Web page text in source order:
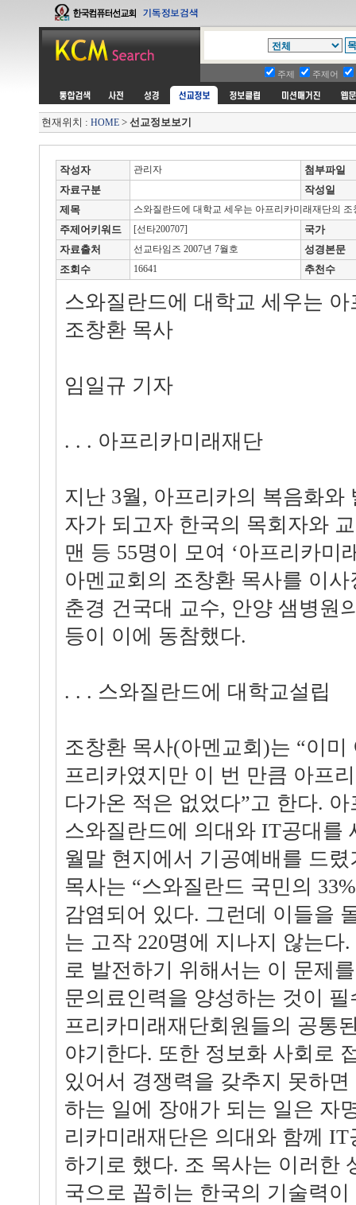
주제 주제어
현재위치 : HOME > 선교정보보기
작성자 관리자
첨부파일
자료구분
작성일
제목
스와질란드에 대학교 세우는 아프리카미래재단의 조
주제어키워드 [선타200707]
국가
자료출처
선교타임즈 2007년 7월호
성경본문
조회수
16641 추천수
스와질란드에 대학교 세우는
조창환 목사
임일규 기자
. . . 아프리카미래재단
지난 3월, 아프리카의 복음화와
자가 되고자 한국의 목회자와
맨 등 55명이 모여 ‘아프리카미
아멘교회의 조창환 목사를 이
춘경 건국대 교수, 안양 샘병원
등이 이에 동참했다.
. . . 스와질란드에 대학교설립
조창환 목사(아멘교회)는 “이미
프리카였지만 이 번 만큼 아프
다가온 적은 없었다”고 한다.
스와질란드에 의대와 IT공대를
월말 현지에서 기공예배를 드
목사는 “스와질란드 국민의
감염되어 있다. 그런데 이들을
는 고작 220명에 지나지 않는다
로 발전하기 위해서는 이 문제
문의료인력을 양성하는 것이
프리카미래재단회원들의 공통
야기한다. 또한 정보화 사회로
있어서 경쟁력을 갖추지 못하
하는 일에 장애가 되는 일은 자
리카미래재단은 의대와 함께
하기로 했다. 조 목사는 이러한
국으로 꼽히는 한국의 기술력